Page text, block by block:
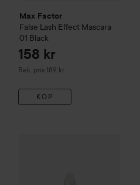
Max Factor
False Lash Effect Mascara
01 Black
158 kr
Rek. pris 189 kr
Rekommenderat pris 189 kr
KÖP